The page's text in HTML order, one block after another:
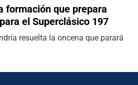
formación que prepara
el Superclásico 197
resuelta la oncena que parará